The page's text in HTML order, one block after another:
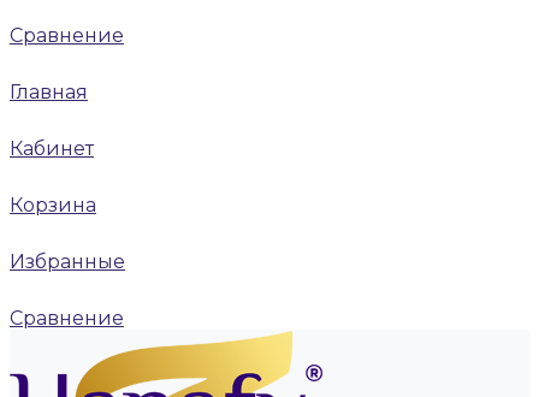
Сравнение
Главная
Кабинет
Корзина
Избранные
Сравнение